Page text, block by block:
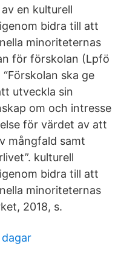
en kulturell
bidra till att
minoriteternas
för förskolan (Lpfö
ska ge
utveckla sin
om och intresse
för värdet av att
mångfald samt
kulturell
bidra till att
minoriteternas
2018, s.